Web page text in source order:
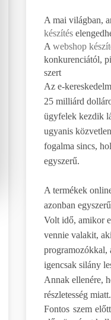
A mai világban,
készítés
A webshop
konkurenciától,
szert
Az e-
25 milliárd
ügyfelek kezdik
ugyanis
fogalma sincs,
egyszerű.
A termékek
azonban
Volt idő, amikor
vennie valakit,
programozókkal,
igencsak silány
Annak ellenére,
részletesség miatt.
Fontos szem